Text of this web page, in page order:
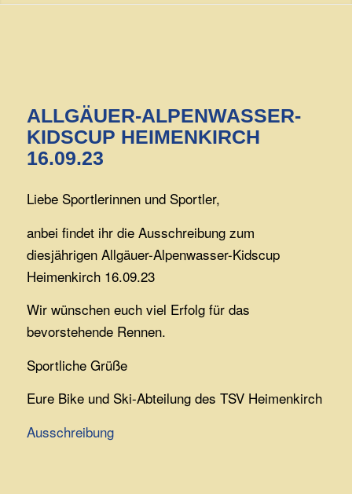
ALLGÄUER-ALPENWASSER-
KIDSCUP HEIMENKIRCH
16.09.23
Liebe Sportlerinnen und Sportler,
anbei findet ihr die Ausschreibung zum
diesjährigen Allgäuer-Alpenwasser-Kidscup
Heimenkirch 16.09.23
Wir wünschen euch viel Erfolg für das
bevorstehende Rennen.
Sportliche Grüße
Eure Bike und Ski-Abteilung des TSV Heimenkirch
Ausschreibung